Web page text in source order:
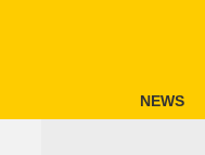
NEWS